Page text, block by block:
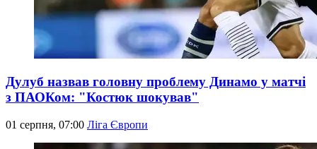
Дулуб назвав головну проблему Динамо у матчі
з ПАОКом: "Костюк шокував"
01 серпня, 07:00 Ліга Європи